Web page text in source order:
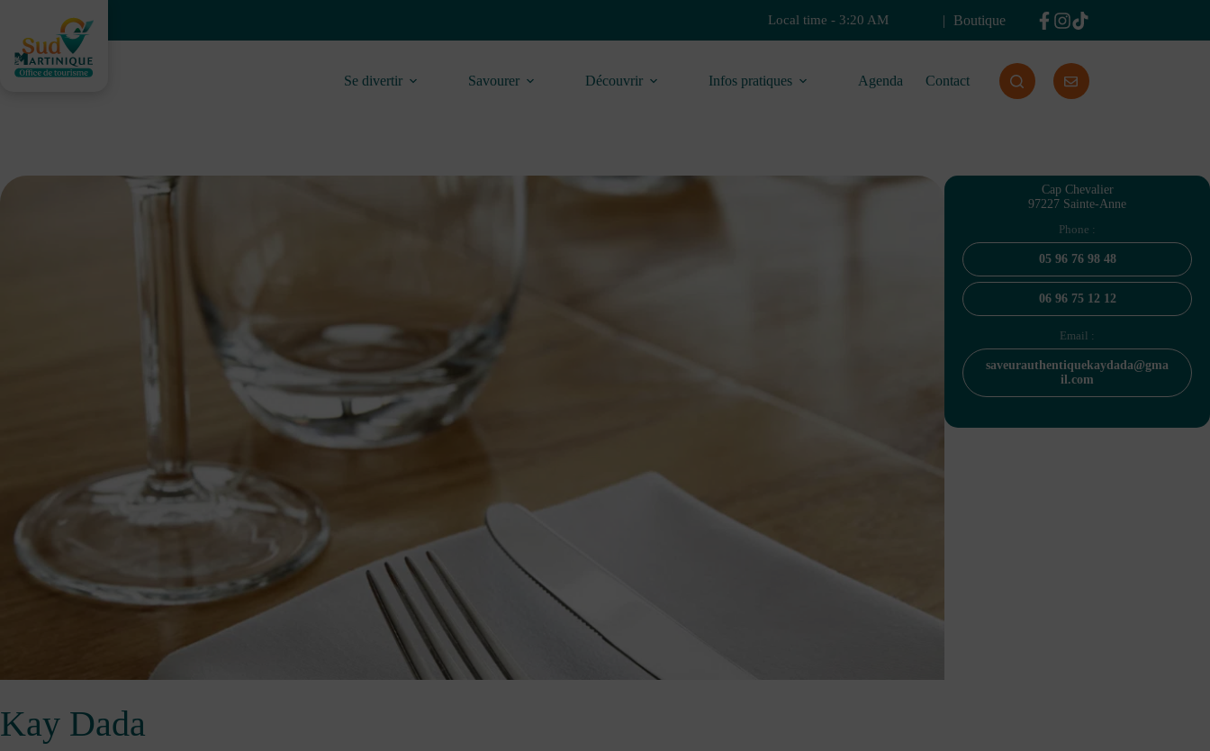
content
Local time - 3:20 AM Boutique
Se divertir Savourer Découvrir Infos pratiques Agenda Contact
Kay Dada
Cap Chevalier
97227 Sainte-Anne
Phone :
05 96 76 98 48
06 96 75 12 12
Email :
saveurauthentiquekaydada@gma
il.com